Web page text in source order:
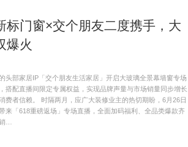
标门窗×交个朋友二度携手，大
爆火
头部家居IP「交个朋友生活家居」开启大玻璃全景幕墙窗专场
搭配直播间限定专属权益，实现品牌声量与市场销量同步增长
费者信赖。 时隔两月，应广大装修业主的热切期盼，6月26日
来「618重磅返场」专场直播，全面加码福利、全品类爆款齐
…